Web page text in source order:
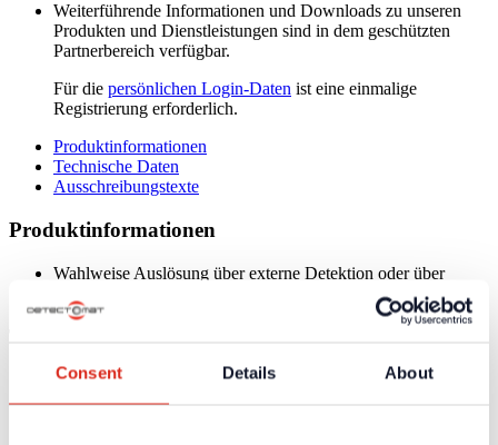
Consent Details About
Weiterführende Informationen und Downloads zu unseren
Produkten und Dienstleistungen sind in dem geschützten
Partnerbereich verfügbar.
Für die persönlichen Login-Daten ist eine einmalige
Registrierung erforderlich.
Produktinformationen
Technische Daten
Ausschreibungstexte
Produktinformationen
Wahlweise Auslösung über externe Detektion oder über
Versorgungsspannung
110/230 V DC
Notstromversorgung